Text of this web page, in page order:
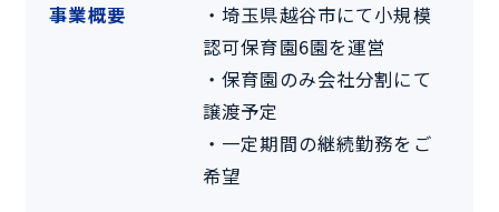
事業概要
・埼玉県越谷市にて小規模
認可保育園6園を運営
・保育園のみ会社分割にて
譲渡予定
・一定期間の継続勤務をご
希望